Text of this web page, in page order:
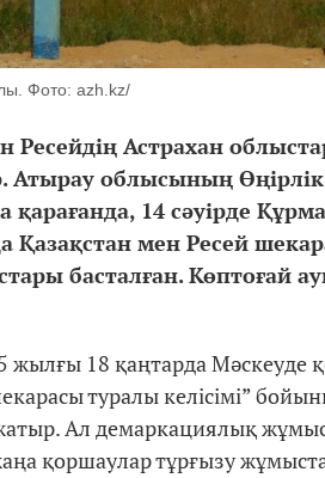
Фото: azh.kz/
Ресейдің Астрахан
облысының
қарағанда, 14 сәуірде
Қазақстан мен Ресей
басталған. Көптоғай
жылғы 18 қаңтарда Мәскеуде
туралы келісімі”
Ал демаркациялық
қоршаулар тұрғызу